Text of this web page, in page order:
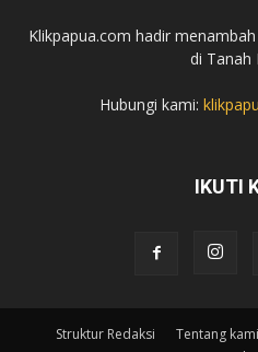
Klikpapua.com hadir
di Tanah
Hubungi kami:
IKUTI
Struktur Redaksi Tentang kami